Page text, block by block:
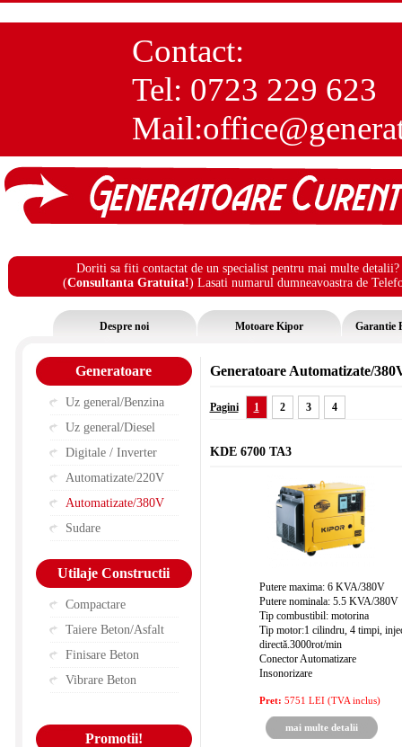
Contact:
Tel: 0723 229 623
Mail:
Doriti sa fiti contactat de un specialist pentru mai multe detalii?
(Consultanta Gratuita!) Lasati numarul dumneavoastra de
Despre noi Motoare Kipor Garantie
Generatoare
Uz general/Benzina
Uz general/Diesel
Digitale / Inverter
Automatizate/220V
Automatizate/380V
Sudare
Utilaje Constructii
Compactare
Taiere Beton/Asfalt
Finisare Beton
Vibrare Beton
Promotii!
Generatoare Automatizate/
Pagini 1 2 3 4
KDE 6700 TA3
Putere maxima: 6 KVA/380V
Putere nominala: 5.5 KVA/380V
Tip combustibil: motorina
Tip motor:1 cilindru, 4 timpi,
directă.3000rot/min
Conector Automatizare
Insonorizare
Pret: 5751 LEI (TVA inclus)
mai multe detalii